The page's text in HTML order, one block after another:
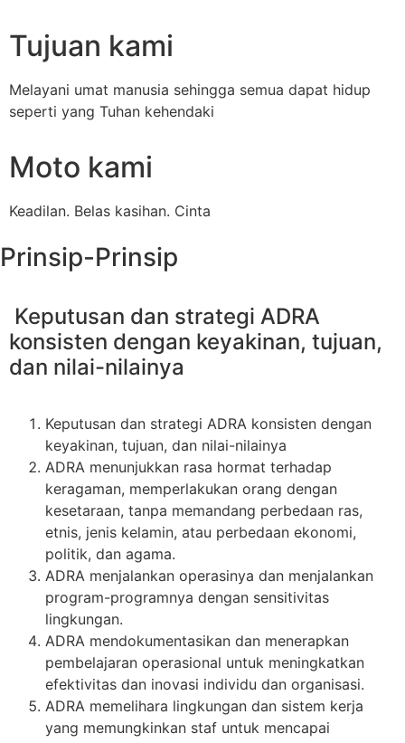
Tujuan kami
Melayani umat manusia sehingga semua dapat hidup
seperti yang Tuhan kehendaki
Moto kami
Keadilan. Belas kasihan. Cinta
Prinsip-Prinsip
Keputusan dan strategi ADRA
konsisten dengan keyakinan, tujuan,
dan nilai-nilainya
Keputusan dan strategi ADRA konsisten dengan
keyakinan, tujuan, dan nilai-nilainya
ADRA menunjukkan rasa hormat terhadap
keragaman, memperlakukan orang dengan
kesetaraan, tanpa memandang perbedaan ras,
etnis, jenis kelamin, atau perbedaan ekonomi,
politik, dan agama.
ADRA menjalankan operasinya dan menjalankan
program-programnya dengan sensitivitas
lingkungan.
ADRA mendokumentasikan dan menerapkan
pembelajaran operasional untuk meningkatkan
efektivitas dan inovasi individu dan organisasi.
ADRA memelihara lingkungan dan sistem kerja
yang memungkinkan staf untuk mencapai